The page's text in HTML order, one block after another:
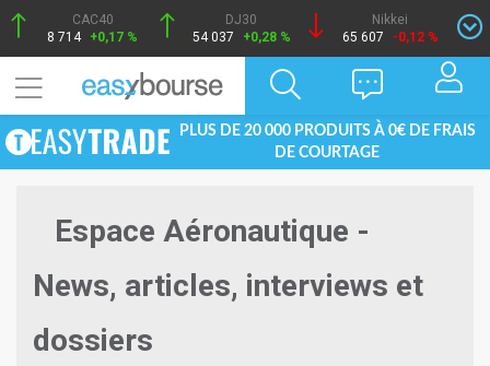
CAC40
8 714 +0,17 %
DJ30
54 037
+0,28 %
Nikkei
65 607
-0,12 %
PLUS DE 20 000 PRODUITS À 0€ DE FRAIS
DE COURTAGE
Espace Aéronautique -
News, articles, interviews et
dossiers